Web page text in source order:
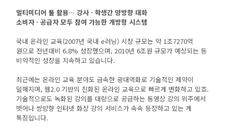
멀티미디어 툴 활용… 강사ㆍ학생간 양방향 대화
소비자ㆍ공급자 모두 참여 가능한 개방형 시스템
국내 온라인 교육(2007년 국내 e러닝) 시장 규모는 약 1조7270억
원으로 전년대비 6.8% 성장했으며, 2010년 6조원 규모가 예상되는 등
비약적인 성장을 지속하고 있습니다.
최근에는 온라인 교육 분야도 급속한 광대역화로 기술적인 제약이
덜해지며, 웹2.0 기반의 진화된 온라인 교육으로 빠르게 변화하고 있죠.
기술적으로도 녹화된 강의를 대량으로 공급하는 동영상 강의 위주에서
벗어나 쌍방향 인터넷 화상 강의 서비스가 속속 등장하고 있는 게
특징입니다.